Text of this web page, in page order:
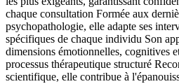
chaque consultation Formée aux
psychopathologie, elle adapte ses
spécifiques de chaque individu Son
dimensions émotionnelles, cognitives
processus thérapeutique structuré
scientifique, elle contribue à